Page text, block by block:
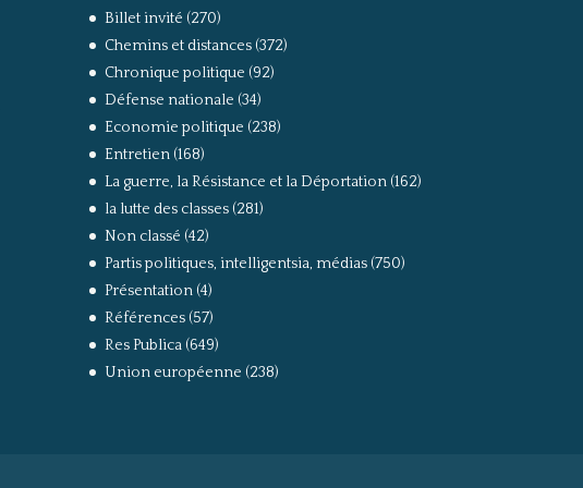
Billet invité (270)
Chemins et distances(372)
Chronique politique (92)
Défense nationale (34)
Economie politique (238)
Entretien(168)
La guerre, la Résistance et la Déportation(162)
la lutte des classes(281)
Non classé (42)
Partis politiques, intelligentsia, médias(750)
Présentation(4)
Références(57)
Res Publica(649)
Union européenne (238)